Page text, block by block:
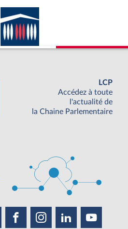
LCP
Accédez à toute
l'actualité de
la Chaine Parlementaire